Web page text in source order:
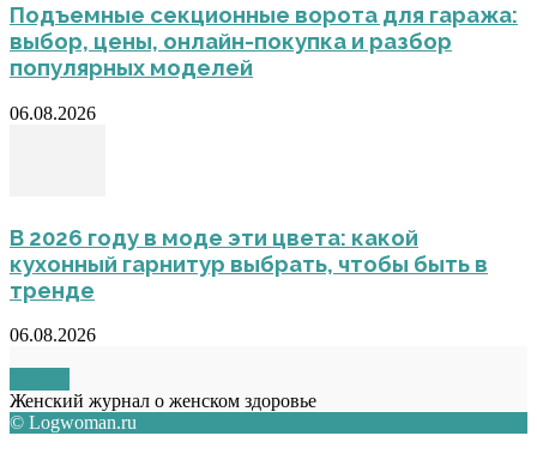
Подъемные секционные ворота для гаража:
выбор, цены, онлайн-покупка и разбор
популярных моделей
06.08.2026
В 2026 году в моде эти цвета: какой
кухонный гарнитур выбрать, чтобы быть в
тренде
06.08.2026
Женский журнал о женском здоровье
© Logwoman.ru